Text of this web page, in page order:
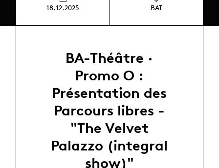
18.12.2025 BAT
BA-Théâtre ·
Promo O :
Présentation des
Parcours libres -
"The Velvet
Palazzo (integral
show)"